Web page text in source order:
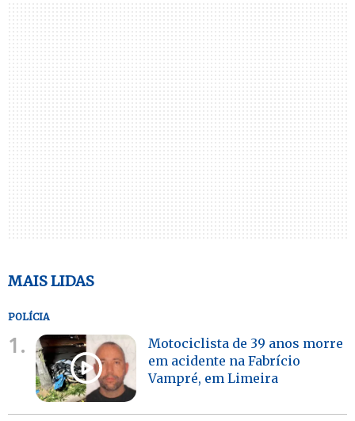
MAIS LIDAS
POLÍCIA
1.
Motociclista de 39 anos morre
em acidente na Fabrício
Vampré, em Limeira